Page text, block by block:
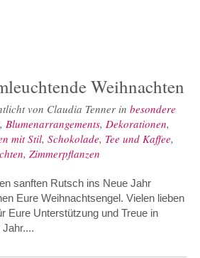
Weihnachten
von Claudia Tenner in besondere
, Blumenarrangements, Dekorationen,
mit Stil, Schokolade, Tee und Kaffee,
, Zimmerpflanzen
sanften Rutsch ins Neue Jahr
Eure Weihnachtsengel. Vielen lieben
Eure Unterstützung und Treue in